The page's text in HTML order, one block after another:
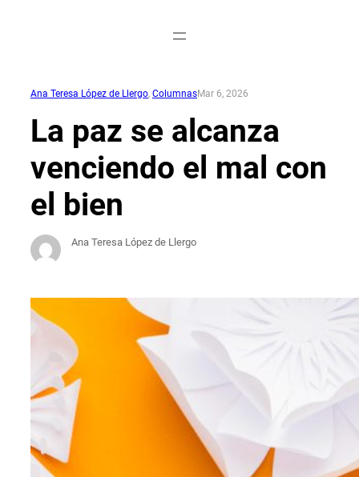
Ana Teresa López de Llergo, ColumnasMar 6, 2026
La paz se alcanza
venciendo el mal con
el bien
Ana Teresa López de Llergo